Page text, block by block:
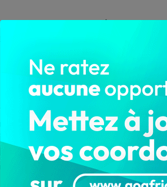
de la place à faire du
beaucoup fait parler d’elle en
est sans doute l’un des grands
de l’opinion publique
Diaspora Assistance s’offre sa
citoyen très avisé et soucieux de
les dérives dans le secteur de la
alertes sur divers sujets liés
dans l’Afrique de l’ouest.